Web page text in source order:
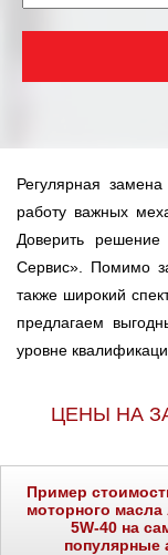
Регулярная
работу важных
Доверить
Сервис». Помимо
также широкий
предлагаем
уровне
ЦЕНЫ НА
Пример
моторного масла
5W-40 на
популярные